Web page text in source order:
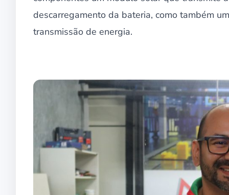
descarregamento da bateria, como também
transmissão de energia.